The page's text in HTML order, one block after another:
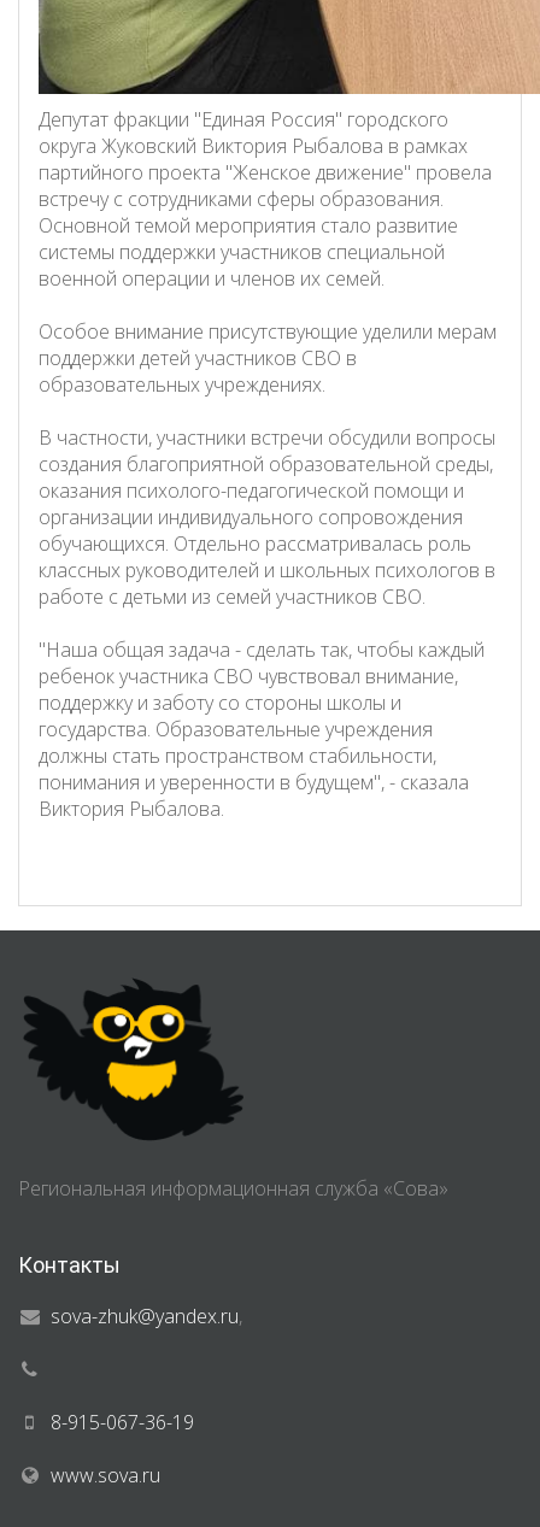
Депутат фракции "Единая Россия" городского
округа Жуковский Виктория Рыбалова в рамках
партийного проекта "Женское движение" провела
встречу с сотрудниками сферы образования.
Основной темой мероприятия стало развитие
системы поддержки участников специальной
военной операции и членов их семей.
Особое внимание присутствующие уделили мерам
поддержки детей участников СВО в
образовательных учреждениях.
В частности, участники встречи обсудили вопросы
создания благоприятной образовательной среды,
оказания психолого-педагогической помощи и
организации индивидуального сопровождения
обучающихся. Отдельно рассматривалась роль
классных руководителей и школьных психологов в
работе с детьми из семей участников СВО.
"Наша общая задача - сделать так, чтобы каждый
ребенок участника СВО чувствовал внимание,
поддержку и заботу со стороны школы и
государства. Образовательные учреждения
должны стать пространством стабильности,
понимания и уверенности в будущем", - сказала
Виктория Рыбалова.
Региональная информационная служба «Сова»
Контакты
sova-zhuk@yandex.ru,
8-915-067-36-19
www.sova.ru